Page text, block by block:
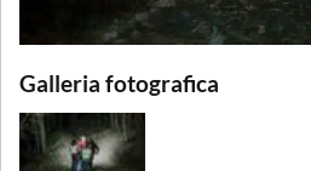
Galleria fotografica